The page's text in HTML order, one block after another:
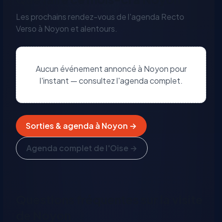
Les prochains rendez-vous de l'agenda Recto
Verso à Noyon et alentours.
Aucun événement annoncé à Noyonpour
l'instant — consultez l'agenda complet.
Sorties & agenda à Noyon →
Agenda complet de l'Oise →